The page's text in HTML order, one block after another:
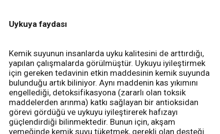
Uykuya faydası
Kemik suyunun insanlarda uyku kalitesini de arttırdığı,
yapılan çalışmalarda görülmüştür. Uykuyu iyileştirmek
için gereken tedavinin etkin maddesinin kemik suyunda
bulunduğu artık biliniyor. Aynı maddenin kas yıkımını
engellediği, detoksifikasyona (zararlı olan toksik
maddelerden arınma) katkı sağlayan bir antioksidan
görevi gördüğü ve uykuyu iyileştirerek hafızayı
güçlendirdiği bilinmektedir. Bunun için, akşam
yemeğinde kemik suyu tüketmek, gerekli olan desteği